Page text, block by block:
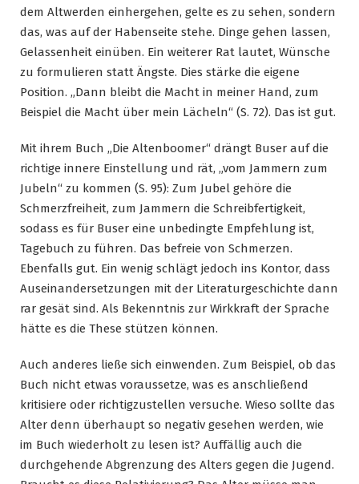
dem Altwerden einhergehen, gelte es zu sehen, sondern
das, was auf der Habenseite stehe. Dinge gehen lassen,
Gelassenheit einüben. Ein weiterer Rat lautet, Wünsche
zu formulieren statt Ängste. Dies stärke die eigene
Position. „Dann bleibt die Macht in meiner Hand, zum
Beispiel die Macht über mein Lächeln“ (S. 72). Das ist gut.
Mit ihrem Buch „Die Altenboomer“ drängt Buser auf die
richtige innere Einstellung und rät, „vom Jammern zum
Jubeln“ zu kommen (S. 95): Zum Jubel gehöre die
Schmerzfreiheit, zum Jammern die Schreibfertigkeit,
sodass es für Buser eine unbedingte Empfehlung ist,
Tagebuch zu führen. Das befreie von Schmerzen.
Ebenfalls gut. Ein wenig schlägt jedoch ins Kontor, dass
Auseinandersetzungen mit der Literaturgeschichte dann
rar gesät sind. Als Bekenntnis zur Wirkkraft der Sprache
hätte es die These stützen können.
Auch anderes ließe sich einwenden. Zum Beispiel, ob das
Buch nicht etwas voraussetze, was es anschließend
kritisiere oder richtigzustellen versuche. Wieso sollte das
Alter denn überhaupt so negativ gesehen werden, wie
im Buch wiederholt zu lesen ist? Auffällig auch die
durchgehende Abgrenzung des Alters gegen die Jugend.